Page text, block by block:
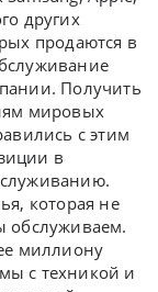
других
продаются в
Получить
мировых
с этим
в
которая не
обслуживаем.
миллиону
с техникой и